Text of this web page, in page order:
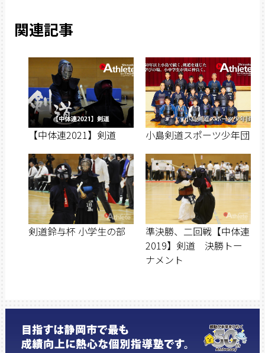
関連記事
【中体連2021】剣道 小島剣道スポーツ少年団
剣道鈴与杯 小学生の部
準決勝、二回戦【中体連
2019】剣道 決勝トー
ナメント